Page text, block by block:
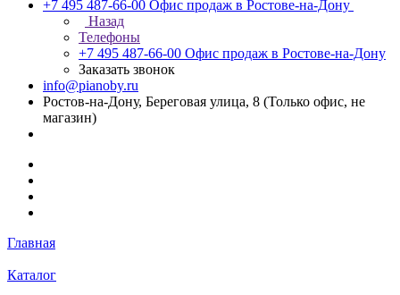
+7 495 487-66-00 Офис продаж в Ростове-на-Дону
Назад
Телефоны
+7 495 487-66-00 Офис продаж в Ростове-на-Дону
Заказать звонок
info@pianoby.ru
Ростов-на-Дону, Береговая улица, 8 (Только офис, не
магазин)
Главная
Каталог